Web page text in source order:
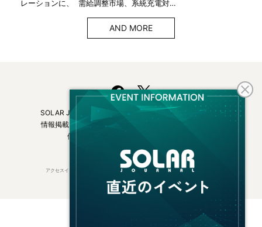
レーションに、 需給調整市場、系統充電対…
AND MORE
SOLAR JOURNALについて
フリーマガジンはこちら
情報掲載について
広告掲載について
個人情報保護方針
アクセスインターナショナルは持続可能な開発目標（SDGs）を支援しています。
© 2026 Access International Ltd.